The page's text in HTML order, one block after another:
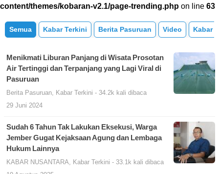
content/themes/kobaran-v2.1/page-trending.php on line 63
Semua Kabar Terkini Berita Pasuruan Video Kabar
Menikmati Liburan Panjang di Wisata Prosotan
Air Tertinggi dan Terpanjang yang Lagi Viral di
Pasuruan
Berita Pasuruan Kabar Terkini - 34.2k kali dibaca
29 Juni 2024
Sudah 6 Tahun Tak Lakukan Eksekusi, Warga
Jember Gugat Kejaksaan Agung dan Lembaga
Hukum Lainnya
KABAR NUSANTARA Kabar Terkini - 33.1k kali dibaca